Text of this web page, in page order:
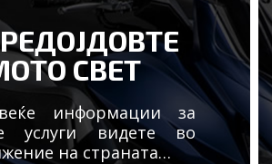
СВЕТ
информации за
услуги видете во
на страната…